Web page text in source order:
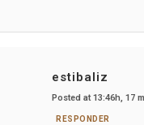
estibaliz
Posted at 13:46h, 17
RESPONDER